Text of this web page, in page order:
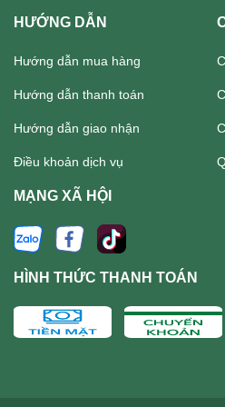
HƯỚNG DẪN
Hướng dẫn mua hàng
Hướng dẫn thanh toán
Hướng dẫn giao nhận
Điều khoản dịch vụ
MẠNG XÃ HỘI
HÌNH THỨC THANH TOÁN